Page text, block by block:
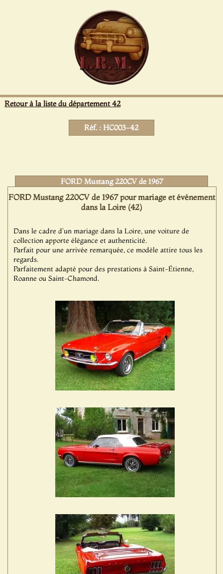
Retour à la liste du département 42
Réf. : HC003-42
FORD Mustang 220CV de 1967
FORD Mustang 220CV de 1967 pour mariage et événement
dans la Loire (42)
Dans le cadre d'un mariage dans la Loire, une voiture de
collection apporte élégance et authenticité.
Parfait pour une arrivée remarquée, ce modèle attire tous les
regards.
Parfaitement adapté pour des prestations à Saint-Étienne,
Roanne ou Saint-Chamond.